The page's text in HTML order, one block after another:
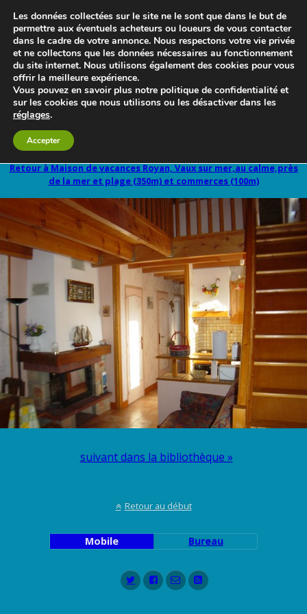
Retour à Maison de vacances Royan, Vaux sur mer,au calme,près
de la mer et plage (350m) et commerces (100m)
suivant dans la bibliothèque »
Retour au début
Mobile Bureau
Les données collectées sur le site ne le sont que dans le but de
permettre aux éventuels acheteurs ou loueurs de vous contacter
dans le cadre de votre annonce. Nous respectons votre vie privée
et ne collectons que les données nécessaires au fonctionnement
du site internet. Nous utilisons également des cookies pour vous
offrir la meilleure expérience.
Vous pouvez en savoir plus notre politique de confidentialité et
sur les cookies que nous utilisons ou les désactiver dans les
réglages.
Accepter